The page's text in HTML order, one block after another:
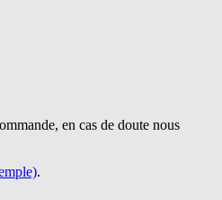
en cas de doute nous
.